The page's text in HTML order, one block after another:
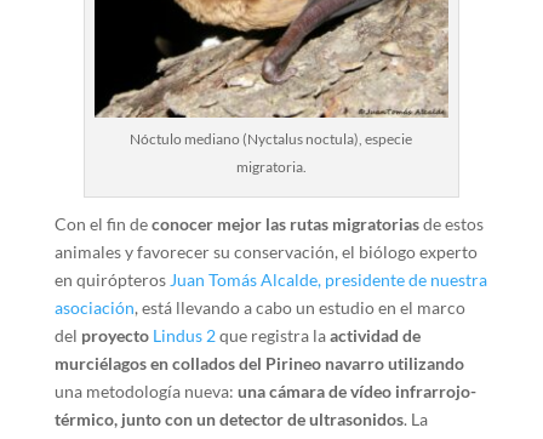
Nóctulo mediano (Nyctalus noctula), especie
migratoria.
Con el fin deconocer mejor las rutas migratoriasde estos
animales y favorecer su conservación, el biólogo experto
en quirópteros Juan Tomás Alcalde, presidente de nuestra
asociación, está llevando a cabo un estudio en el marco
del proyecto Lindus 2que registra laactividad de
murciélagos en collados del Pirineo navarro utilizando
una metodología nueva: una cámara de vídeo infrarrojo-
térmico, junto con un detector de ultrasonidos. La